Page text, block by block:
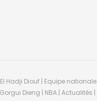
Hadji Diouf | Equipe nationale
Dieng | NBA | Actualités |